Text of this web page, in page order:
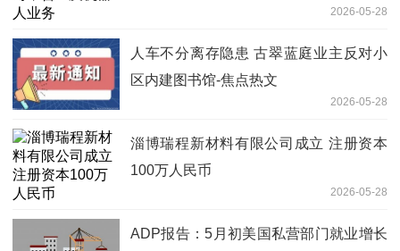
2026-05-28
人车不分离存隐患 古翠蓝庭业主反对小
区内建图书馆-焦点热文
2026-05-28
淄博瑞程新材料有限公司成立 注册资本
100万人民币
2026-05-28
ADP报告：5月初美国私营部门就业增长